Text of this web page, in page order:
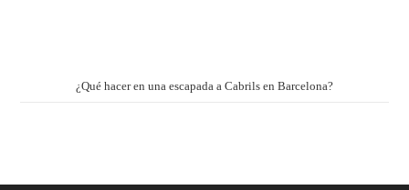
¿Qué hacer en una escapada a Cabrils en Barcelona?